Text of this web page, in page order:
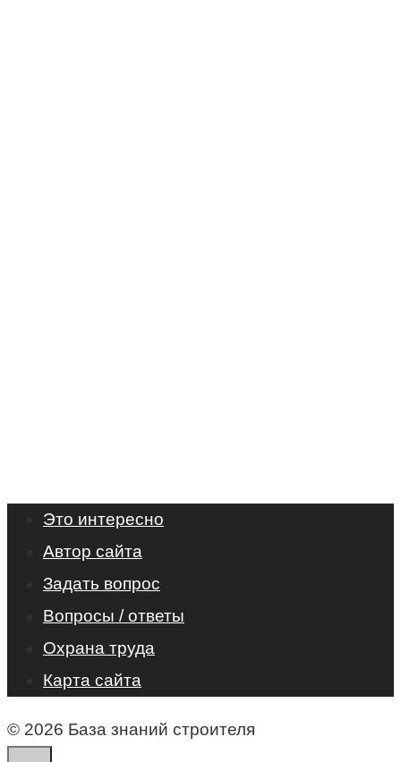
Это интересно
Автор сайта
Задать вопрос
Вопросы / ответы
Охрана труда
Карта сайта
© 2026 База знаний строителя